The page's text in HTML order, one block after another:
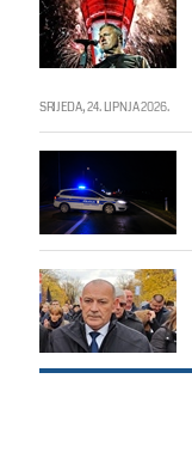
SRIJEDA, 24. LIPNJA 2026.